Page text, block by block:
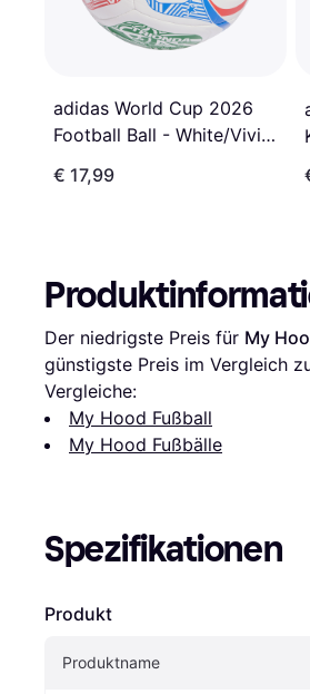
adidas World Cup 2026
Football Ball - White/Vivid
€ 17,99
Der niedrigste Preis für My
günstigste Preis im Vergleich
Vergleiche:
My Hood Fußball
My Hood Fußbälle
Spezifikationen
Produkt
Produktname